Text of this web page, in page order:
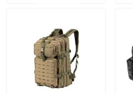
Rompi anti peluru taktis militer
Helm Balistik Taktis